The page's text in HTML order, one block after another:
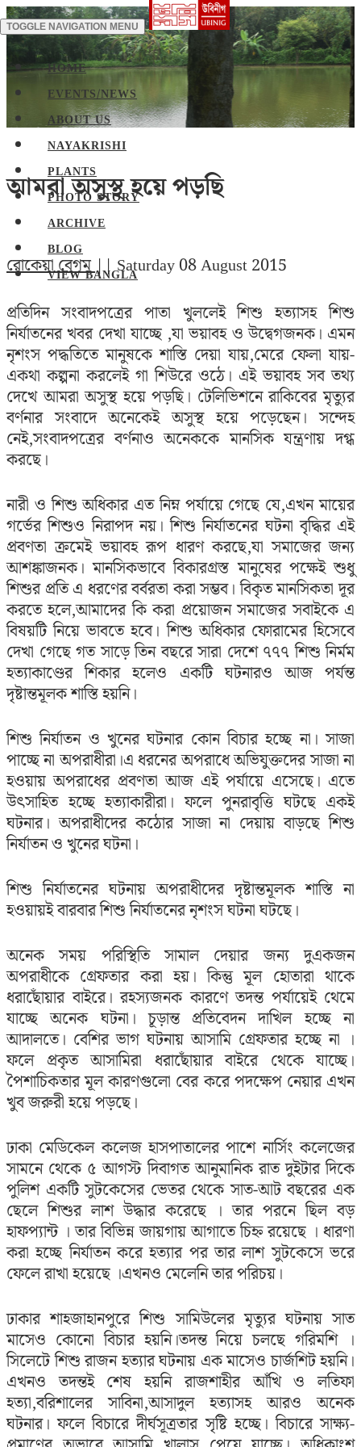
TOGGLE NAVIGATION MENU
HOME
EVENTS/NEWS
ABOUT US
NAYAKRISHI
PLANTS
PHOTO STORY
ARCHIVE
BLOG
VIEW BANGLA
আমরা অসুস্থ হয়ে পড়ছি
রোকেয়া বেগম|| Saturday 08 August 2015
প্রতিদিন সংবাদপত্রের পাতা খুললেই শিশু হত্যাসহ শিশু
নির্যাতনের খবর দেখা যাচ্ছে ,যা ভয়াবহ ও উদ্বেগজনক। এমন
নৃশংস পদ্ধতিতে মানুষকে শাস্তি দেয়া যায়,মেরে ফেলা যায়-
একথা কল্পনা করলেই গা শিউরে ওঠে। এই ভয়াবহ সব তথ্য
দেখে আমরা অসুস্থ হয়ে পড়ছি। টেলিভিশনে রাকিবের মৃত্যুর
বর্ণনার সংবাদে অনেকেই অসুস্থ হয়ে পড়েছেন। সন্দেহ
নেই,সংবাদপত্রের বর্ণনাও অনেককে মানসিক যন্ত্রণায় দগ্ধ
করছে।
নারী ও শিশু অধিকার এত নিম্ন পর্যায়ে গেছে যে,এখন মায়ের
গর্ভের শিশুও নিরাপদ নয়। শিশু নির্যাতনের ঘটনা বৃদ্ধির এই
প্রবণতা ক্রমেই ভয়াবহ রূপ ধারণ করছে,যা সমাজের জন্য
আশঙ্কাজনক। মানসিকভাবে বিকারগ্রস্ত মানুষের পক্ষেই শুধু
শিশুর প্রতি এ ধরণের বর্বরতা করা সম্ভব। বিকৃত মানসিকতা দূর
করতে হলে,আমাদের কি করা প্রয়োজন সমাজের সবাইকে এ
বিষয়টি নিয়ে ভাবতে হবে। শিশু অধিকার ফোরামের হিসেবে
দেখা গেছে গত সাড়ে তিন বছরে সারা দেশে ৭৭৭ শিশু নির্মম
হত্যাকাণ্ডের শিকার হলেও একটি ঘটনারও আজ পর্যন্ত
দৃষ্টান্তমূলক শাস্তি হয়নি।
শিশু নির্যাতন ও খুনের ঘটনার কোন বিচার হচ্ছে না। সাজা
পাচ্ছে না অপরাধীরা।এ ধরনের অপরাধে অভিযুক্তদের সাজা না
হওয়ায় অপরাধের প্রবণতা আজ এই পর্যায়ে এসেছে। এতে
উৎসাহিত হচ্ছে হত্যাকারীরা। ফলে পুনরাবৃত্তি ঘটছে একই
ঘটনার। অপরাধীদের কঠোর সাজা না দেয়ায় বাড়ছে শিশু
নির্যাতন ও খুনের ঘটনা।
শিশু নির্যাতনের ঘটনায় অপরাধীদের দৃষ্টান্তমূলক শাস্তি না
হওয়ায়ই বারবার শিশু নির্যাতনের নৃশংস ঘটনা ঘটছে।
অনেক সময় পরিস্থিতি সামাল দেয়ার জন্য দুএকজন
অপরাধীকে গ্রেফতার করা হয়। কিন্তু মূল হোতারা থাকে
ধরাছোঁয়ার বাইরে। রহস্যজনক কারণে তদন্ত পর্যায়েই থেমে
যাচ্ছে অনেক ঘটনা। চূড়ান্ত প্রতিবেদন দাখিল হচ্ছে না
আদালতে। বেশির ভাগ ঘটনায় আসামি গ্রেফতার হচ্ছে না ।
ফলে প্রকৃত আসামিরা ধরাছোঁয়ার বাইরে থেকে যাচ্ছে।
পৈশাচিকতার মূল কারণগুলো বের করে পদক্ষেপ নেয়ার এখন
খুব জরুরী হয়ে পড়ছে।
ঢাকা মেডিকেল কলেজ হাসপাতালের পাশে নার্সিং কলেজের
সামনে থেকে ৫ আগস্ট দিবাগত আনুমানিক রাত দুইটার দিকে
পুলিশ একটি সুটকেসের ভেতর থেকে সাত-আট বছরের এক
ছেলে শিশুর লাশ উদ্ধার করেছে । তার পরনে ছিল বড়
হাফপ্যান্ট । তার বিভিন্ন জায়গায় আগাতে চিহ্ন রয়েছে । ধারণা
করা হচ্ছে নির্যাতন করে হত্যার পর তার লাশ সুটকেসে ভরে
ফেলে রাখা হয়েছে ।এখনও মেলেনি তার পরিচয়।
ঢাকার শাহজাহানপুরে শিশু সামিউলের মৃত্যুর ঘটনায় সাত
মাসেও কোনো বিচার হয়নি।তদন্ত নিয়ে চলছে গরিমশি ।
সিলেটে শিশু রাজন হত্যার ঘটনায় এক মাসেও চার্জশিট হয়নি।
এখনও তদন্তই শেষ হয়নি রাজশাহীর আঁখি ও লতিফা
হত্যা,বরিশালের সাবিনা,আসাদুল হত্যাসহ আরও অনেক
ঘটনার। ফলে বিচারে দীর্ঘসূত্রতার সৃষ্টি হচ্ছে। বিচারে সাক্ষ্য-